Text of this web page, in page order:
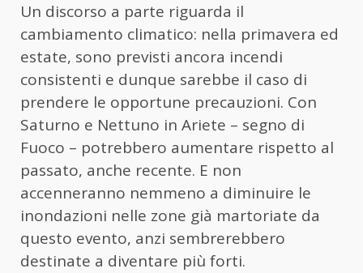
Un discorso a parte riguarda il
cambiamento climatico: nella primavera ed
estate, sono previsti ancora incendi
consistenti e dunque sarebbe il caso di
prendere le opportune precauzioni. Con
Saturno e Nettuno in Ariete – segno di
Fuoco – potrebbero aumentare rispetto al
passato, anche recente. E non
accenneranno nemmeno a diminuire le
inondazioni nelle zone già martoriate da
questo evento, anzi sembrerebbero
destinate a diventare più forti.